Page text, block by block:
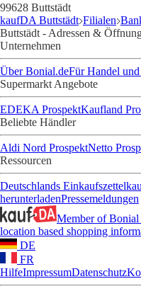
99628 Buttstädt
kaufDA Buttstädt Filialen
Buttstädt - Adressen &
Unternehmen
Über Bonial.deFür Handel
Supermarkt Angebote
EDEKA ProspektKaufland
Beliebte Händler
Aldi Nord ProspektNetto
Ressourcen
Deutschlands Einkaufszettel
herunterladenPressemeldungen
Member of
location based shopping
DE
FR
HilfeImpressumDatenschutz